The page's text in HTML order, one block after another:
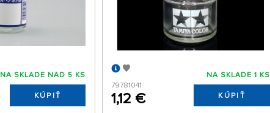
NA SKLADE NAD 5 KS
KÚPIŤ
79781041
1,12 €
NA SKLADE 1 KS
KÚPIŤ